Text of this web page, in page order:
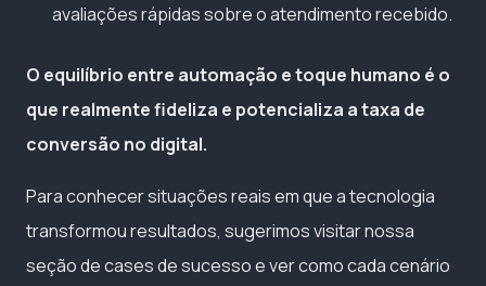
avaliações rápidas sobre o atendimento recebido.
O equilíbrio entre automação e toque humano é o
que realmente fideliza e potencializa a taxa de
conversão no digital.
Para conhecer situações reais em que a tecnologia
transformou resultados, sugerimos visitar nossa
seção de cases de sucesso e ver como cada cenário